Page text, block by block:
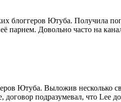
блоггеров Ютуба. Получила
парнем. Довольно часто на
Ютуба. Выложив несколько
подразумевал, что Lee